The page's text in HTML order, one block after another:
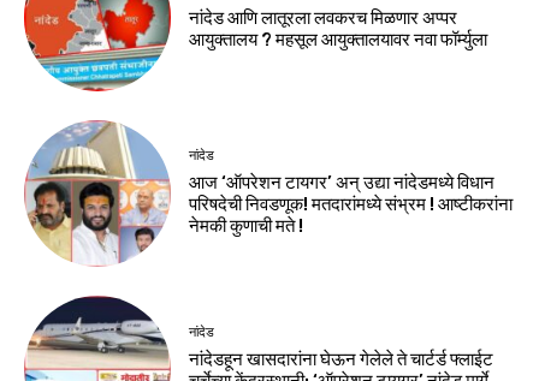
नांदेड आणि लातूरला लवकरच मिळणार अप्पर
आयुक्तालय ? महसूल आयुक्तालयावर नवा फॉर्म्युला
नांदेड
आज ‘ऑपरेशन टायगर’ अन् उद्या नांदेडमध्ये विधान
परिषदेची निवडणूक! मतदारांमध्ये संभ्रम ! आष्टीकरांना
नेमकी कुणाची मते !
नांदेड
नांदेडहून खासदारांना घेऊन गेलेले ते चार्टर्ड फ्लाईट